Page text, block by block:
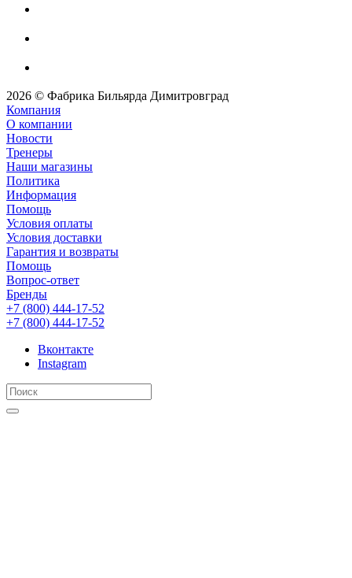
2026 © Фабрика Бильярда Димитровград
Компания
О компании
Новости
Тренеры
Наши магазины
Политика
Информация
Помощь
Условия оплаты
Условия доставки
Гарантия и возвраты
Помощь
Вопрос-ответ
Бренды
+7 (800) 444-17-52
+7 (800) 444-17-52
Вконтакте
Instagram